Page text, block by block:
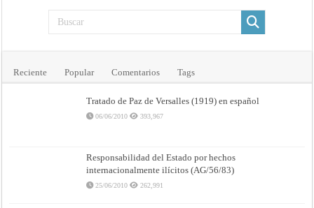
Reciente Popular Comentarios Tags
Tratado de Paz de Versalles (1919) en español
06/06/2010 393,967
Responsabilidad del Estado por hechos
internacionalmente ilícitos (AG/56/83)
25/06/2010 262,991